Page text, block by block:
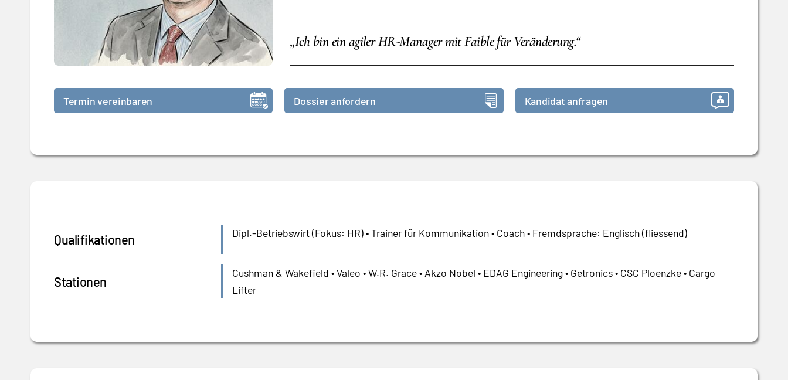
„Ich bin ein agiler HR-Manager mit Faible für Veränderung.“
Termin vereinbaren Dossier anfordern Kandidat anfragen
Qualifikationen Dipl.-Betriebswirt (Fokus: HR) • Trainer für Kommunikation • Coach • Fremdsprache: Englisch (fliessend)
Stationen
Cushman & Wakefield • Valeo • W.R. Grace • Akzo Nobel • EDAG Engineering • Getronics • CSC Ploenzke • Cargo
Lifter